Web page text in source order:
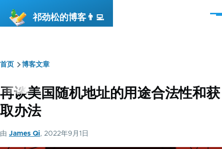
祁劲松的博客👨‍💻
菜
面
包
屑
首页 博客文章
再谈美国随机地址的用途合法性和获
取办法
由 James Qi, 2022年9月1日